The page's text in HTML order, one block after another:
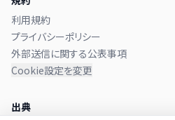
利用規約
プライバシーポリシー
外部送信に関する公表事項
Cookie設定を変更
出典